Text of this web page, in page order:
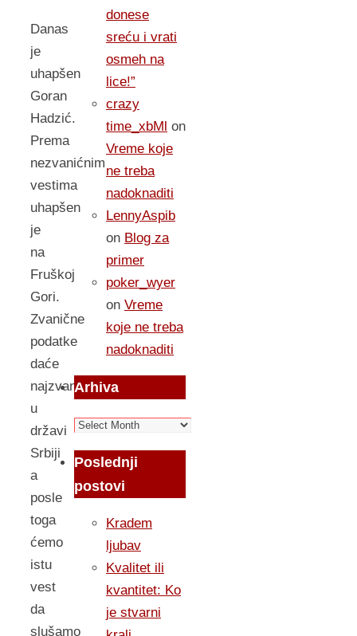
Danas
je
uhapšen
Goran
Hadzić.
Prema
nezvanićnim
vestima
uhapšen
je
na
Fruškoj
Gori.
Zvanične
podatke
daće
najzvaničniji
u
državi
Srbiji
a
posle
toga
ćemo
istu
vest
da
slušamo
donese
sreću i vrati
osmeh na
lice!”
crazy
time_xbMl on
Vreme koje
ne treba
nadoknaditi
LennyAspib
on Blog za
primer
poker_wyer
on Vreme
koje ne treba
nadoknaditi
Arhiva
Arhiva
Poslednji
postovi
Kradem
ljubav
Kvalitet ili
kvantitet: Ko
je stvarni